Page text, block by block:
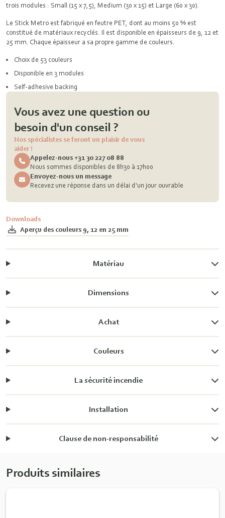
trois modules : Small (15 x 7,5), Medium (30 x 15) et Large (60 x 30).
Le Stick Metro est fabriqué en feutre PET, dont au moins 50 % est
constitué de matériaux recyclés. Il est disponible en épaisseurs de 9, 12 et
25 mm. Chaque épaisseur a sa propre gamme de couleurs.
Choix de 53 couleurs
Disponible en 3 modules
Self-adhesive backing
Vous avez une question ou
besoin d'un conseil ?
Nos spécialistes se feront un plaisir de vous
aider !
Appelez-nous +31 30 227 08 88
Nous sommes disponibles de 8h30 à 17h00
Envoyez-nous un message
Recevez une réponse dans un délai d'un jour ouvrable
Downloads
Aperçu des couleurs 9, 12 en 25 mm
Matériau
Dimensions
Achat
Couleurs
La sécurité incendie
Installation
Clause de non-responsabilité
Produits similaires